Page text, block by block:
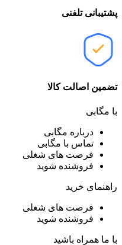
پشتیبانی تلفنی
تضمین اصالت کالا
با مگابی
درباره مگابی
تماس با مگابی
فرصت های شغلی
فروشنده شوید
راهنمای خرید
فرصت های شغلی
فروشنده شوید
با ما همراه باشید